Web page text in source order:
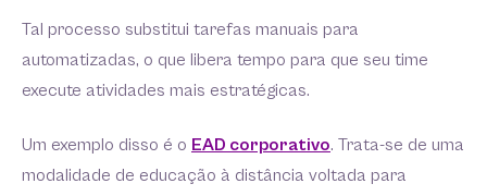
Tal processo substitui tarefas manuais para
automatizadas, o que libera tempo para que seu time
execute atividades mais estratégicas.
Um exemplo disso é o EAD corporativo. Trata-se de uma
modalidade de educação à distância voltada para